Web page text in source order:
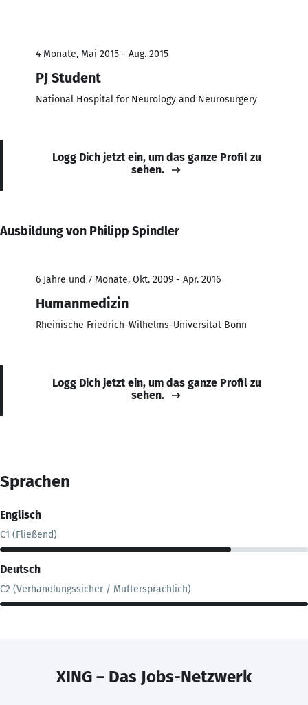
4 Monate, Mai 2015 - Aug. 2015
PJ Student
National Hospital for Neurology and Neurosurgery
Logg Dich jetzt ein, um das ganze Profil zu
sehen.
Ausbildung von Philipp Spindler
6 Jahre und 7 Monate, Okt. 2009 - Apr. 2016
Humanmedizin
Rheinische Friedrich-Wilhelms-Universität Bonn
Logg Dich jetzt ein, um das ganze Profil zu
sehen.
Sprachen
Englisch
C1 (Fließend)
Deutsch
C2 (Verhandlungssicher / Muttersprachlich)
XING – Das Jobs-Netzwerk